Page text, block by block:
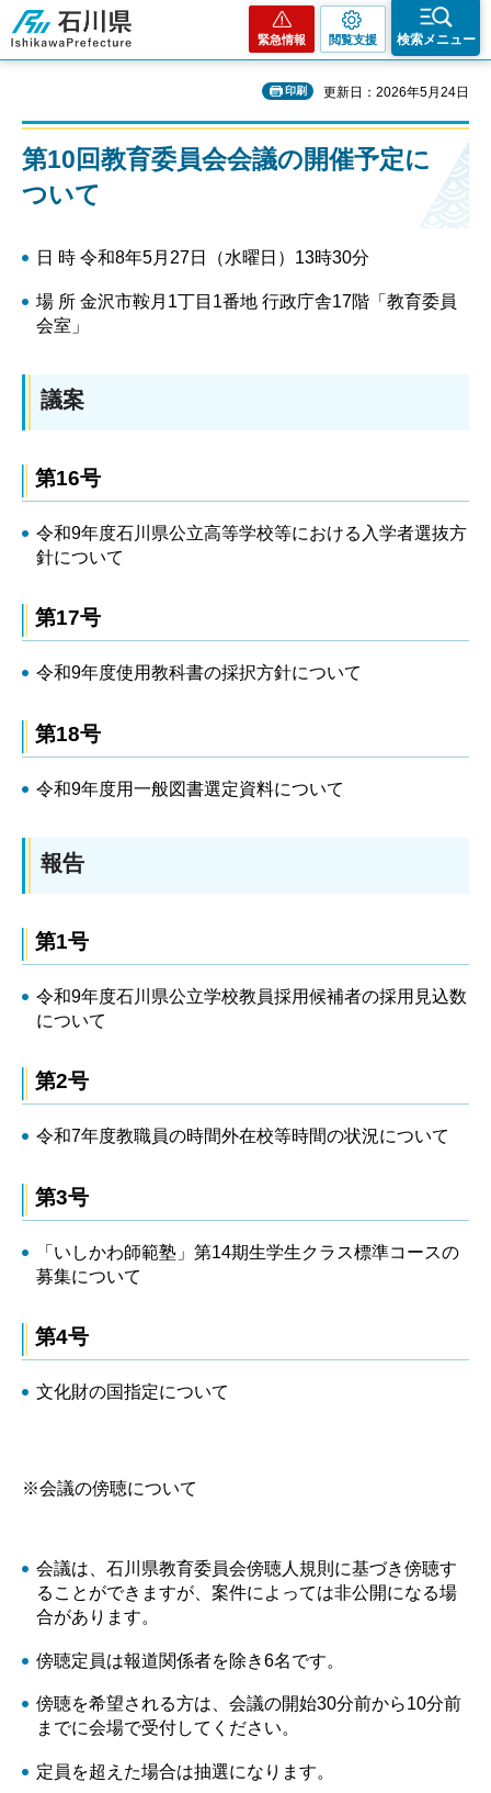
石川県
緊急情報 閲覧支援 検索メニュー
印刷 更新日：2026年5月24日
第10回教育委員会会議の開催予定に
ついて
日 時 令和8年5月27日（水曜日）13時30分
場 所 金沢市鞍月1丁目1番地 行政庁舎17階「教育委員
会室」
議案
第16号
令和9年度石川県公立高等学校等における入学者選抜方
針について
第17号
令和9年度使用教科書の採択方針について
第18号
令和9年度用一般図書選定資料について
報告
第1号
令和9年度石川県公立学校教員採用候補者の採用見込数
について
第2号
令和7年度教職員の時間外在校等時間の状況について
第3号
「いしかわ師範塾」第14期生学生クラス標準コースの
募集について
第4号
文化財の国指定について
※会議の傍聴について
会議は、石川県教育委員会傍聴人規則に基づき傍聴す
ることができますが、案件によっては非公開になる場
合があります。
傍聴定員は報道関係者を除き6名です。
傍聴を希望される方は、会議の開始30分前から10分前
までに会場で受付してください。
定員を超えた場合は抽選になります。